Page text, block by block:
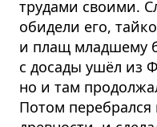
трудами своими.
обидели его,
и плащ младшему
с досады ушёл из
но и там
Потом